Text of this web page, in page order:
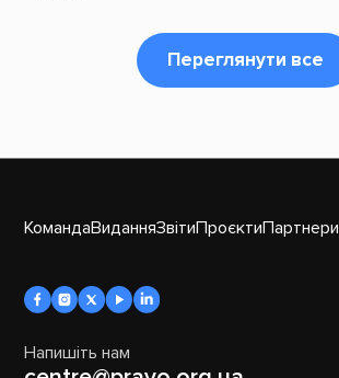
Переглянути все
КомандаВиданняЗвітиПроєктиПартнери
Напишіть нам